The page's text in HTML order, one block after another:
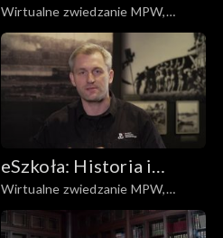
Literatura
Wirtualne zwiedzanie MPW,
Polska Lubelska, łączność, poczta
harcerska
eSzkoła: Historia i
Literatura
Wirtualne zwiedzanie MPW,
Berlingowcy